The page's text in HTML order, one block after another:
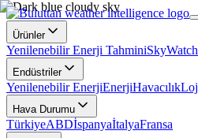
Ürünler
Yenilenebilir Enerji TahminiSkyWatch
Endüstriler
Yenilenebilir EnerjiEnerjiHavacılık
Hava Durumu
TürkiyeABDİspanyaİtalyaFransa